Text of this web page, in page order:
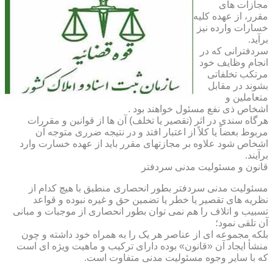
مجازات های
مقرر، از عهده کلیه
خسارات وارده نیز
برآید.
سردفترانی که در
انجام وظایف خود
مرتکب تخلفاتی
بشوند در مقابل
متعاملین و
اشخاص ذی نفع مسئول خواهند بود .
هرگاه سندی در اثر (تقصیر یا تخلف) آن ها از قوانین و مقررات
مربوط بعضاً یا کلاً از اعتبار افتد و در نتیجه ضرری متوجه آن
اشخاص شود علاوه بر مجازتهای مقرر باید از عهده خسارت وارد
برآیند.
قانون و مسئولیت مدنی سردفتر
مسئولیت مدنی سردفتر بطور انحصاری منطبق با هیچ کدام از
نظریه های تقصیر یا خطر یا تضمین حق و غیره نبوده و قواعد
تسبیب و اتلاف را هم نمی توان بطور انحصاری از موجبات و مبانی
آن تلقی نمود؛
بلکه مجموعه ای از عناصر هر یک را به همراه خود داشته و چون
منشأ ایجاد آن «قانون» بوده دارای ترکیب و ماهیت ویژه ای است
که با سایر وجوه مسئولیت مدنی متفاوت است.